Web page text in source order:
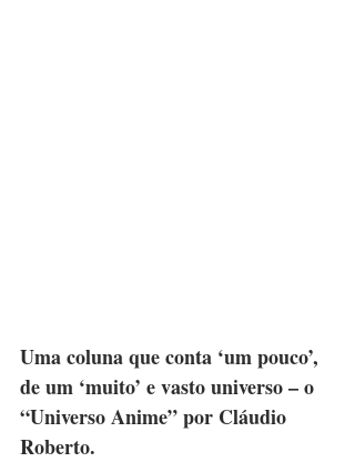
Uma coluna que conta ‘um pouco’,
de um ‘muito’ e vasto universo – o
“Universo Anime” por Cláudio
Roberto.